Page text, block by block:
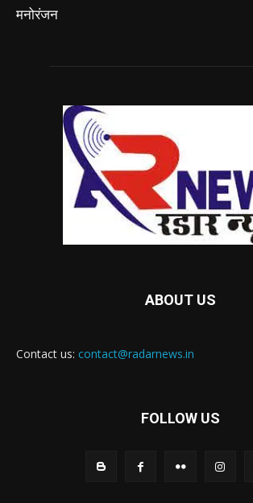
मनोरंजन
ABOUT US
Contact us: contact@radarnews.in
FOLLOW US